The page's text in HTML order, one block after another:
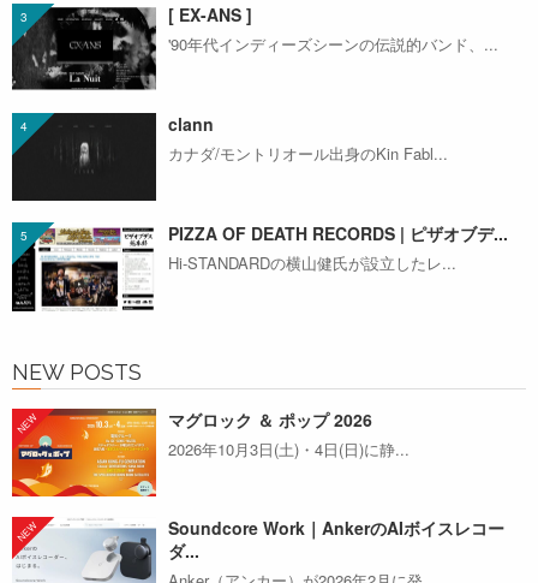
[ EX-ANS ]
'90年代インディーズシーンの伝説的バンド、...
clann
カナダ/モントリオール出身のKin Fabl...
PIZZA OF DEATH RECORDS | ピザオブデ...
Hi-STANDARDの横山健氏が設立したレ...
NEW POSTS
マグロック ＆ ポップ 2026
2026年10月3日(土)・4日(日)に静...
Soundcore Work｜AnkerのAIボイスレコー
ダ...